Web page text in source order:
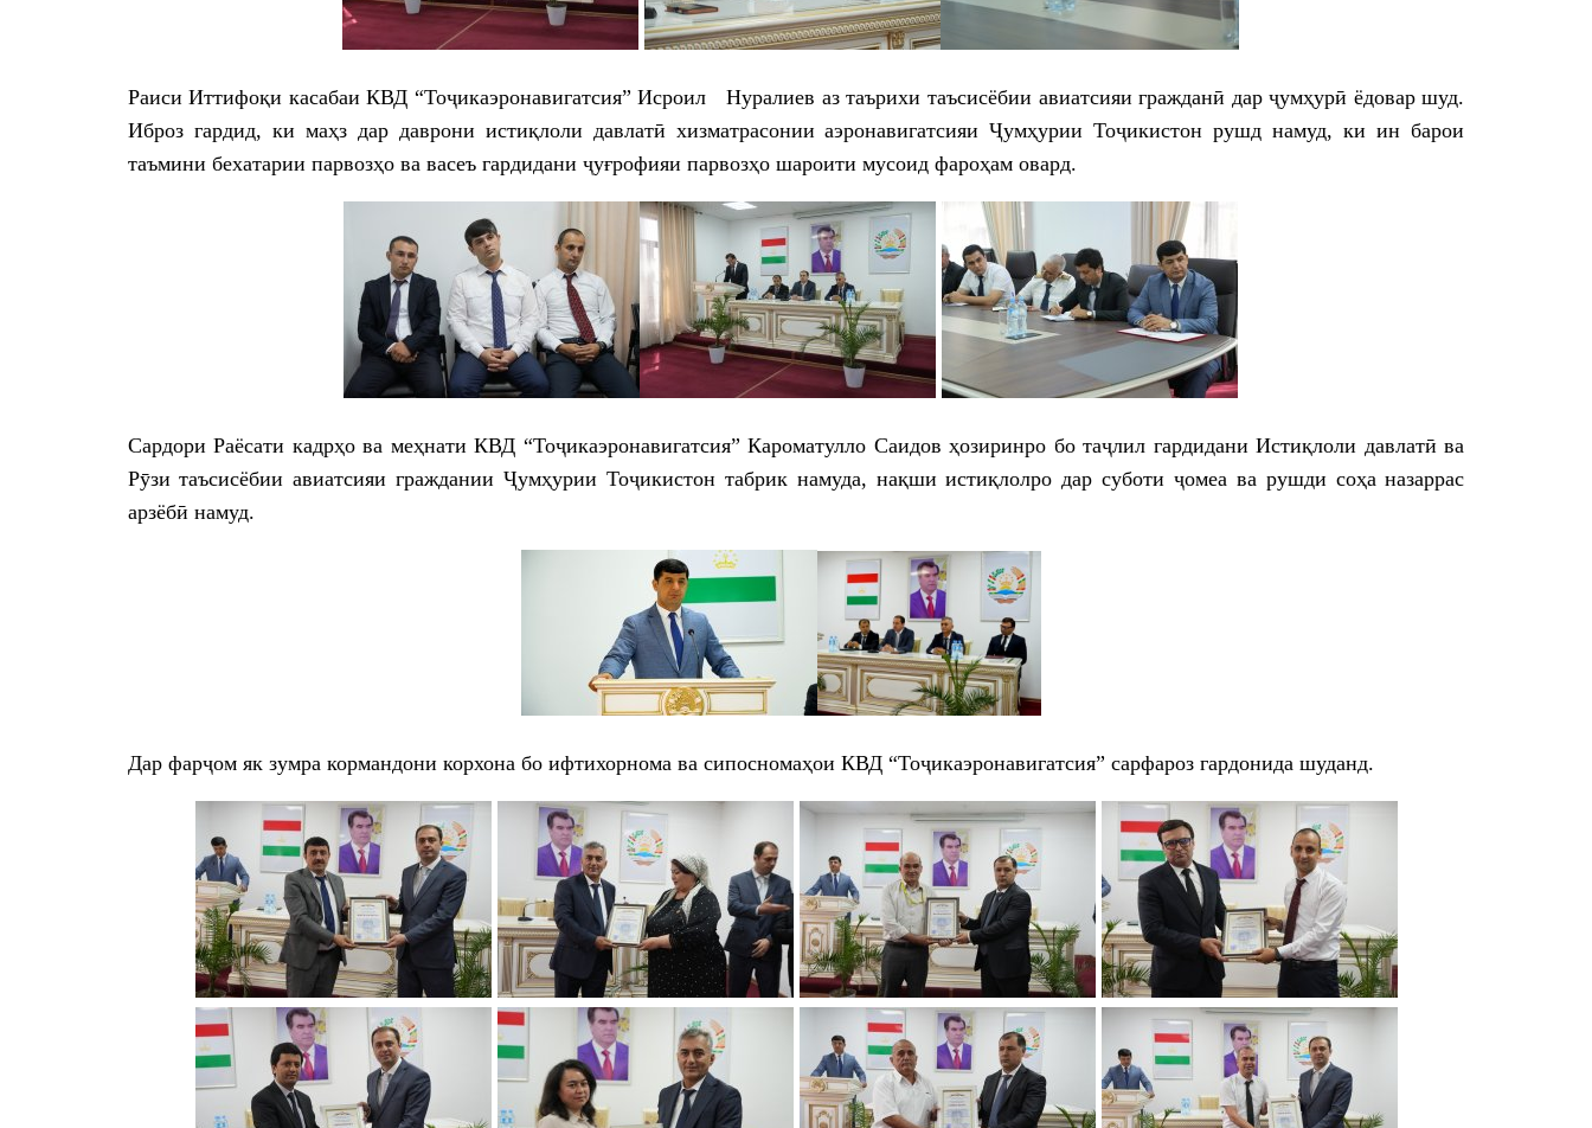
Раиси Иттифоқи касабаи КВД “Тоҷикаэронавигатсия” Исроил Нуралиев аз таърихи таъсисёбии авиатсияи гражданӣ дар ҷумҳурӣ ёдовар шуд.
Иброз гардид, ки маҳз дар даврони истиқлоли давлатӣ хизматрасонии аэронавигатсияи Ҷумҳурии Тоҷикистон рушд намуд, ки ин барои
таъмини бехатарии парвозҳо ва васеъ гардидани ҷуғрофияи парвозҳо шароити мусоид фароҳам овард.
Сардори Раёсати кадрҳо ва меҳнати КВД “Тоҷикаэронавигатсия” Кароматулло Саидов ҳозиринро бо таҷлил гардидани Истиқлоли давлатӣ ва
Рӯзи таъсисёбии авиатсияи граждании Ҷумҳурии Тоҷикистон табрик намуда, нақши истиқлолро дар суботи ҷомеа ва рушди соҳа назаррас
арзёбӣ намуд.
Дар фарҷом як зумра кормандони корхона бо ифтихорнома ва сипосномаҳои КВД “Тоҷикаэронавигатсия” сарфароз гардонида шуданд.